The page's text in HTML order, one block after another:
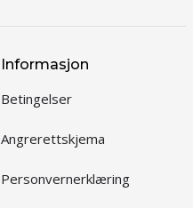
Informasjon
Betingelser
Angrerettskjema
Personvernerklæring